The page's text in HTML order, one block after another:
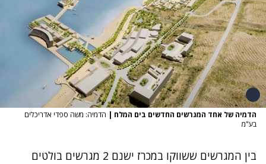
הדמיה של אחד המגרשים החדשים בים המלח | הדמיה: משה ספדי אדריכלים
בע"מ
בין המגרשים ששווקו במכרז ישנם 2 מגרשים בולטים